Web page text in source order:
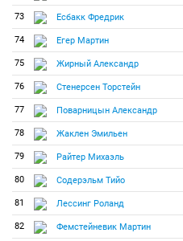
73 Есбакк Фредрик
74 Егер Мартин
75 Жирный Александр
76 Стенерсен Торстейн
77 Поварницын Александр
78 Жаклен Эмильен
79 Райтер Михаэль
80 Содерэльм Тийо
81 Лессинг Роланд
82 Фемстейневик Мартин